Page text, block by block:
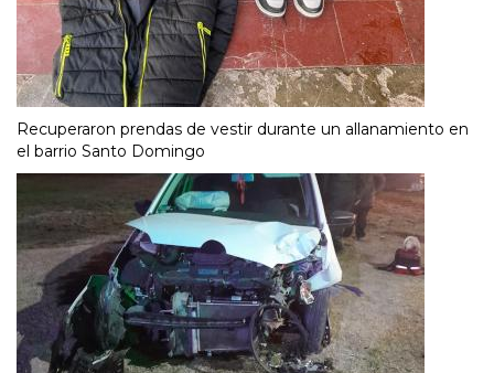
Recuperaron prendas de vestir durante un allanamiento en
el barrio Santo Domingo